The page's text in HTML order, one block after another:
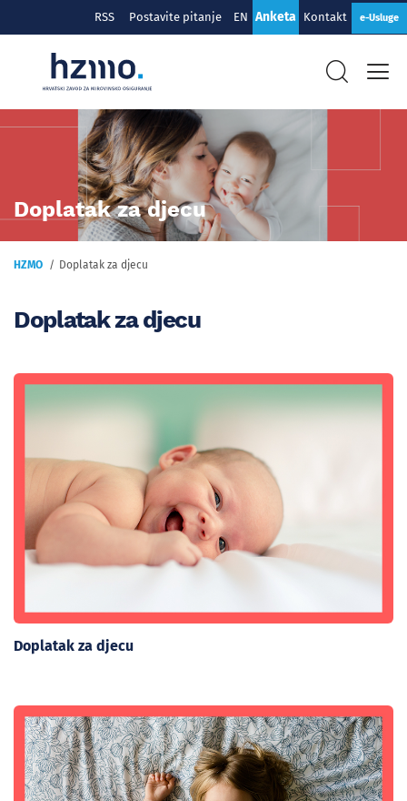
RSS Postavite pitanje EN Anketa Kontakt e-Usluge
Doplatak za djecu
HZMO Doplatak za djecu
Doplatak za djecu
Doplatak za djecu